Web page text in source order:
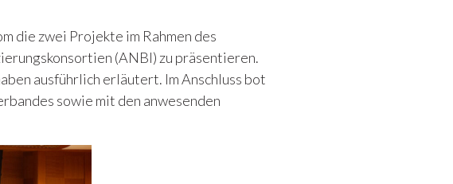
die zwei Projekte im Rahmen des
(ANBI) zu präsentieren.
ausführlich erläutert. Im Anschluss bot
sowie mit den anwesenden